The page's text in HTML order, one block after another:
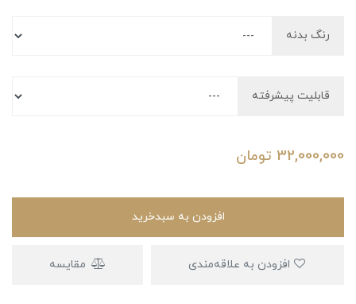
رنگ بدنه
قابلیت پیشرفته
32,000,000 تومان
افزودن به سبدخرید
مقایسه